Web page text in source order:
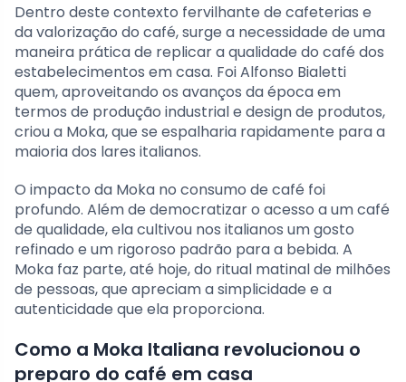
Dentro deste contexto fervilhante de cafeterias e
da valorização do café, surge a necessidade de uma
maneira prática de replicar a qualidade do café dos
estabelecimentos em casa. Foi Alfonso Bialetti
quem, aproveitando os avanços da época em
termos de produção industrial e design de produtos,
criou a Moka, que se espalharia rapidamente para a
maioria dos lares italianos.
O impacto da Moka no consumo de café foi
profundo. Além de democratizar o acesso a um café
de qualidade, ela cultivou nos italianos um gosto
refinado e um rigoroso padrão para a bebida. A
Moka faz parte, até hoje, do ritual matinal de milhões
de pessoas, que apreciam a simplicidade e a
autenticidade que ela proporciona.
Como a Moka Italiana revolucionou o
preparo do café em casa